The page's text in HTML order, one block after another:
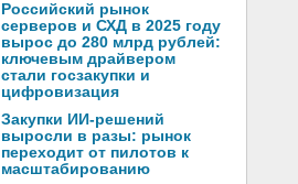
Российский рынок
серверов и СХД в 2025 году
вырос до 280 млрд рублей:
ключевым драйвером
стали госзакупки и
цифровизация
Закупки ИИ-решений
выросли в разы: рынок
переходит от пилотов к
масштабированию